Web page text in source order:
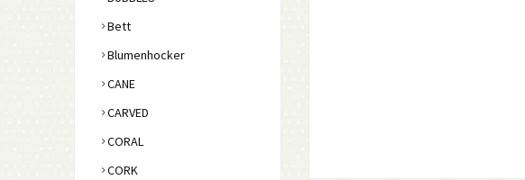
Bett
Blumenhocker
CANE
CARVED
CORAL
CORK